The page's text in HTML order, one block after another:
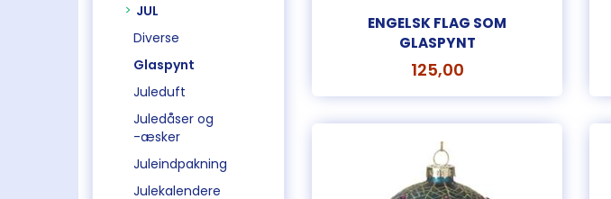
JUL
Diverse
Glaspynt
Juleduft
Juledåser og
-æsker
Juleindpakning
Julekalendere
ENGELSK FLAG SOM
GLASPYNT
125,00